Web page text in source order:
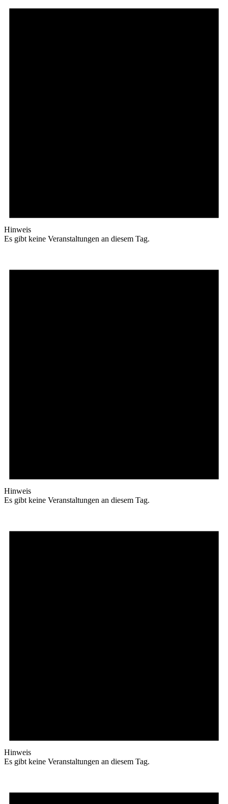
Hinweis
Es gibt keine Veranstaltungen an diesem Tag.
Hinweis
Es gibt keine Veranstaltungen an diesem Tag.
Hinweis
Es gibt keine Veranstaltungen an diesem Tag.